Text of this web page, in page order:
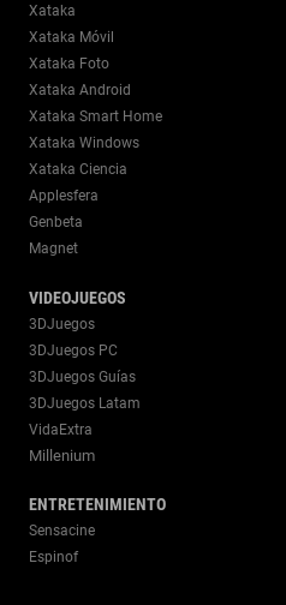
Xataka
Xataka Móvil
Xataka Foto
Xataka Android
Xataka Smart Home
Xataka Windows
Xataka Ciencia
Applesfera
Genbeta
Magnet
VIDEOJUEGOS
3DJuegos
3DJuegos PC
3DJuegos Guías
3DJuegos Latam
VidaExtra
Millenium
ENTRETENIMIENTO
Sensacine
Espinof